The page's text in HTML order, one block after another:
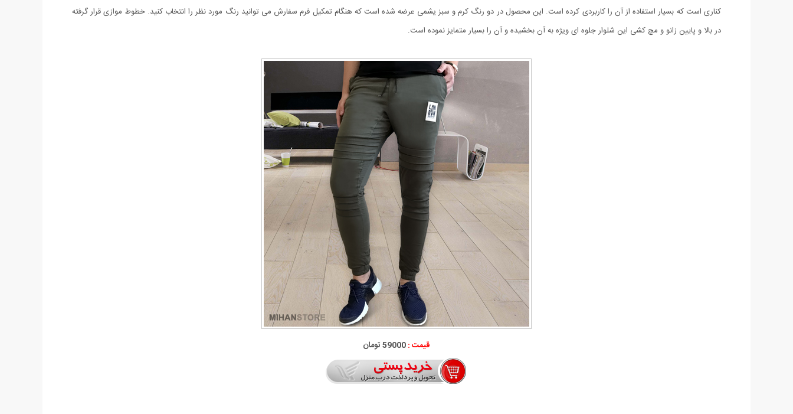
کناری است که بسیار استفاده از آن را کاربردی کرده است. این محصول در دو رنگ کرم و سبز یشمی عرضه شده است که هنگام تمکیل فرم سفارش می توانید رنگ مورد نظر را انتخاب کنید. خطوط موازی قرار گرفته
در بالا و پایین زانو و مچ کشی این شلوار جلوه ای ویژه به آن بخشیده و آن را بسیار متمایز نموده است.
قیمت :59000 تومان